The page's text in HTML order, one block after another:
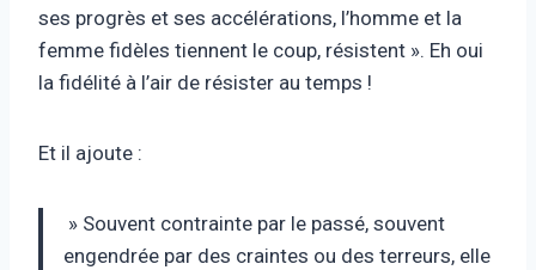
ses progrès et ses accélérations, l’homme et la
femme fidèles tiennent le coup, résistent ». Eh oui
la fidélité à l’air de résister au temps !
Et il ajoute :
» Souvent contrainte par le passé, souvent
engendrée par des craintes ou des terreurs, elle